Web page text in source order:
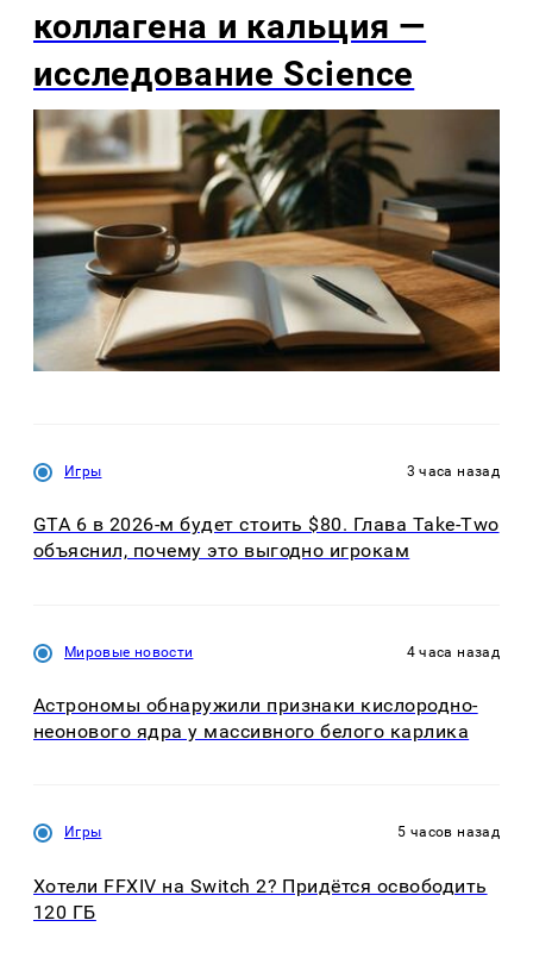
коллагена и кальция —
исследование Science
Игры 3 часа назад
GTA 6 в 2026-м будет стоить $80. Глава Take-Two
объяснил, почему это выгодно игрокам
Мировые новости 4 часа назад
Астрономы обнаружили признаки кислородно-
неонового ядра у массивного белого карлика
Игры 5 часов назад
Хотели FFXIV на Switch 2? Придётся освободить
120 ГБ